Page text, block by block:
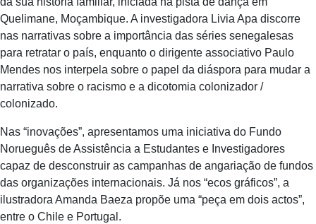
Quelimane, Moçambique. A investigadora Livia Apa discorre
nas narrativas sobre a importância das séries senegalesas
para retratar o país, enquanto o dirigente associativo Paulo
Mendes nos interpela sobre o papel da diáspora para mudar a
narrativa sobre o racismo e a dicotomia colonizador /
colonizado.
Nas “inovações”, apresentamos uma iniciativa do Fundo
Norueguês de Assistência a Estudantes e Investigadores
capaz de desconstruir as campanhas de angariação de fundos
das organizações internacionais. Já nos “ecos gráficos”, a
ilustradora Amanda Baeza propõe uma “peça em dois actos”,
entre o Chile e Portugal.